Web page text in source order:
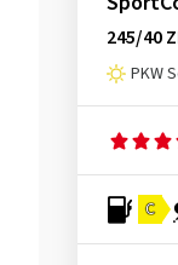
245/40
PKW
C